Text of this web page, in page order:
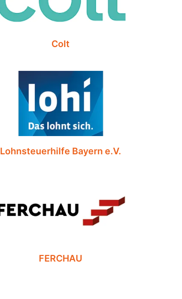
Colt
Lohnsteuerhilfe Bayern e.V.
FERCHAU